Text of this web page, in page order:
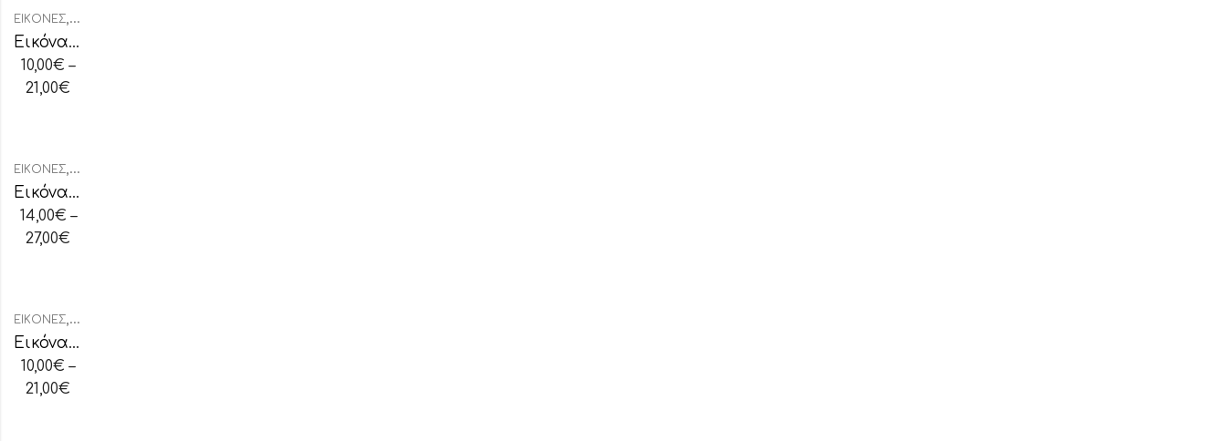
ΕΙΚΌΝΕΣ, ΕΙΚΌΝΕΣ ΞΎΛΙΝΕΣ
Εικόνα Ξύλινη Προφήτης Ηλίας
10,00€ –
21,00€
ΕΙΚΌΝΕΣ, ΕΙΚΌΝΕΣ ΧΕΙΡΟΠΟΊΗΤΕΣ
Εικόνα Χειροποίητη “Αγία Οικογένεια”
14,00€ –
27,00€
ΕΙΚΌΝΕΣ, ΕΙΚΌΝΕΣ ΞΎΛΙΝΕΣ
Εικόνα Ξύλινη Αγία Βαρβάρα
10,00€ –
21,00€